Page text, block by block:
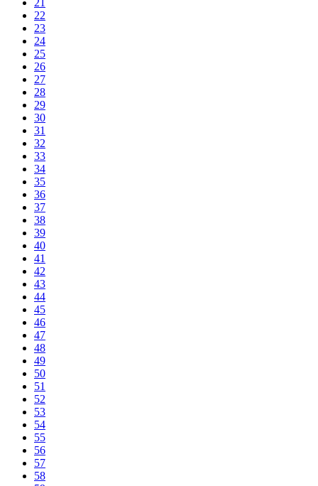
22
23
24
25
26
27
28
29
30
31
32
33
34
35
36
37
38
39
40
41
42
43
44
45
46
47
48
49
50
51
52
53
54
55
56
57
58